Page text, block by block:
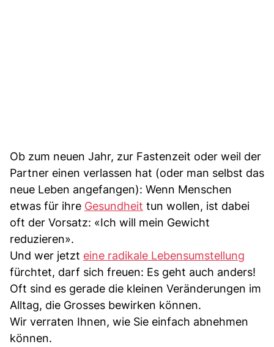
Ob zum neuen Jahr, zur Fastenzeit oder weil der
Partner einen verlassen hat (oder man selbst das
neue Leben angefangen): Wenn Menschen
etwas für ihre Gesundheit tun wollen, ist dabei
oft der Vorsatz: «Ich will mein Gewicht
reduzieren».
Und wer jetzt eine radikale Lebensumstellung
fürchtet, darf sich freuen: Es geht auch anders!
Oft sind es gerade die kleinen Veränderungen im
Alltag, die Grosses bewirken können.
Wir verraten Ihnen, wie Sie einfach abnehmen
können.